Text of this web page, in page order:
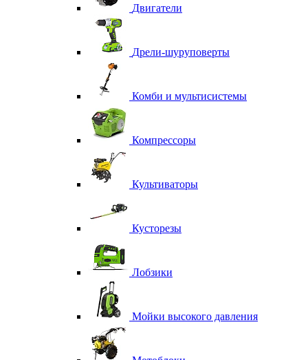
Двигатели
Дрели-шуруповерты
Комби и мультисистемы
Компрессоры
Культиваторы
Кусторезы
Лобзики
Мойки высокого давления